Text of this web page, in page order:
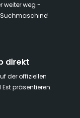
weiter weg -
direkt
der offiziellen
präsentieren.